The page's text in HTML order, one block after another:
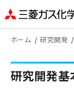
ホーム 研究開発
研究開発基